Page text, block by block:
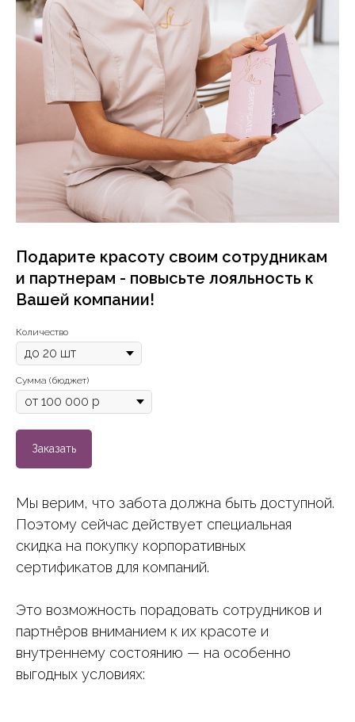
Подарите красоту своим сотрудникам
и партнерам - повысьте лояльность к
Вашей компании!
Количество
Сумма (бюджет)
Заказать
Мы верим, что забота должна быть доступной.
Поэтому сейчас действует специальная
скидка на покупку корпоративных
сертификатов для компаний.
Это возможность порадовать сотрудников и
партнёров вниманием к их красоте и
внутреннему состоянию — на особенно
выгодных условиях: